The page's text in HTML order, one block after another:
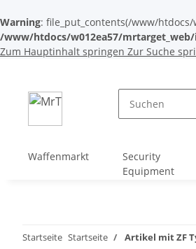
Warning: file_put_contents(/www/
/www/htdocs/w012ea57/
Zum Hauptinhalt springen Zur Suche
Waffenmarkt
Security
Equipment
Startseite Startseite Artikel mit ZF